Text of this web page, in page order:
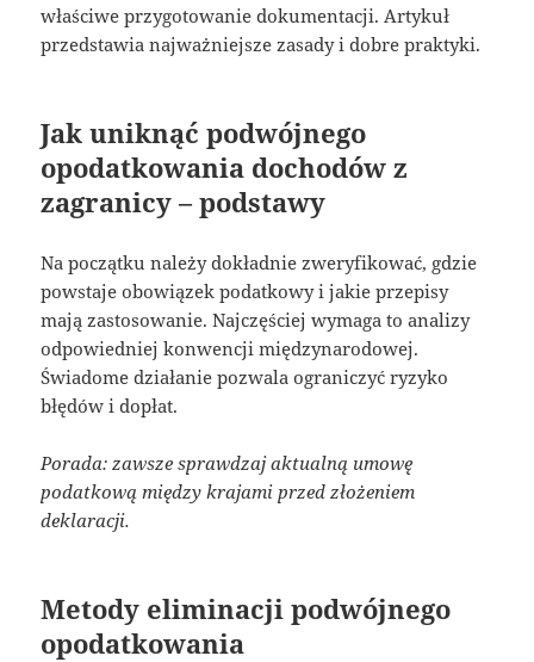
właściwe przygotowanie dokumentacji. Artykuł
przedstawia najważniejsze zasady i dobre praktyki.
Jak uniknąć podwójnego
opodatkowania dochodów z
zagranicy – podstawy
Na początku należy dokładnie zweryfikować, gdzie
powstaje obowiązek podatkowy i jakie przepisy
mają zastosowanie. Najczęściej wymaga to analizy
odpowiedniej konwencji międzynarodowej.
Świadome działanie pozwala ograniczyć ryzyko
błędów i dopłat.
Porada: zawsze sprawdzaj aktualną umowę
podatkową między krajami przed złożeniem
deklaracji.
Metody eliminacji podwójnego
opodatkowania